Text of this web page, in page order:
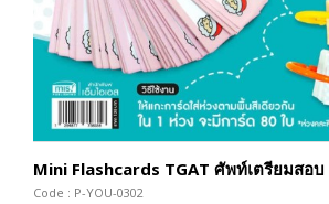
Mini Flashcards TGAT ศัพท์เตรียมสอ
Code : P-YOU-0302